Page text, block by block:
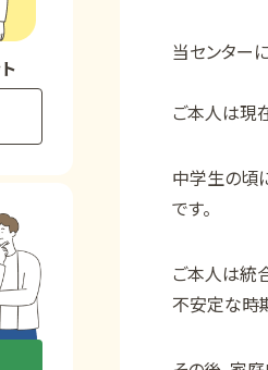
当センター
ご本人は現
中学生の頃
です。
ご本人は統
不安定な時